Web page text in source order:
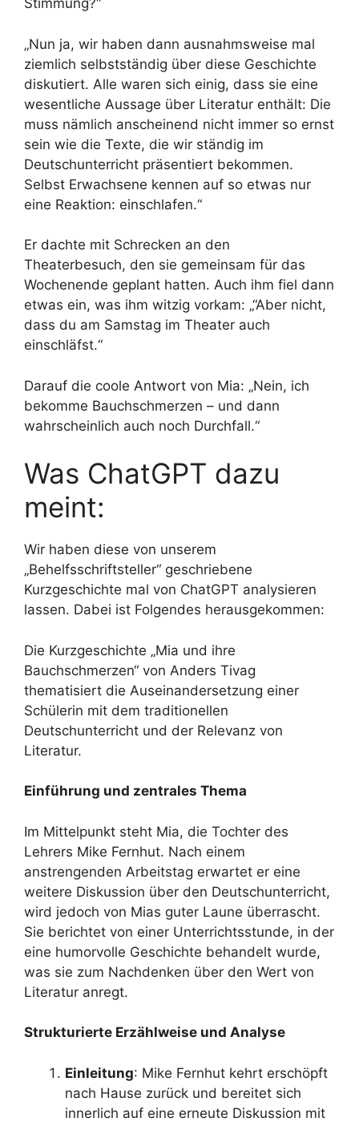
Stimmung?“
„Nun ja, wir haben dann ausnahmsweise mal
ziemlich selbstständig über diese Geschichte
diskutiert. Alle waren sich einig, dass sie eine
wesentliche Aussage über Literatur enthält: Die
muss nämlich anscheinend nicht immer so ernst
sein wie die Texte, die wir ständig im
Deutschunterricht präsentiert bekommen.
Selbst Erwachsene kennen auf so etwas nur
eine Reaktion: einschlafen.“
Er dachte mit Schrecken an den
Theaterbesuch, den sie gemeinsam für das
Wochenende geplant hatten. Auch ihm fiel dann
etwas ein, was ihm witzig vorkam: „“Aber nicht,
dass du am Samstag im Theater auch
einschläfst.“
Darauf die coole Antwort von Mia: „Nein, ich
bekomme Bauchschmerzen – und dann
wahrscheinlich auch noch Durchfall.“
Was ChatGPT dazu
meint:
Wir haben diese von unserem
„Behelfsschriftsteller“ geschriebene
Kurzgeschichte mal von ChatGPT analysieren
lassen. Dabei ist Folgendes herausgekommen:
Die Kurzgeschichte „Mia und ihre
Bauchschmerzen“ von Anders Tivag
thematisiert die Auseinandersetzung einer
Schülerin mit dem traditionellen
Deutschunterricht und der Relevanz von
Literatur.
Einführung und zentrales Thema
Im Mittelpunkt steht Mia, die Tochter des
Lehrers Mike Fernhut. Nach einem
anstrengenden Arbeitstag erwartet er eine
weitere Diskussion über den Deutschunterricht,
wird jedoch von Mias guter Laune überrascht.
Sie berichtet von einer Unterrichtsstunde, in der
eine humorvolle Geschichte behandelt wurde,
was sie zum Nachdenken über den Wert von
Literatur anregt.
Strukturierte Erzählweise und Analyse
Einleitung: Mike Fernhut kehrt erschöpft
nach Hause zurück und bereitet sich
innerlich auf eine erneute Diskussion mit